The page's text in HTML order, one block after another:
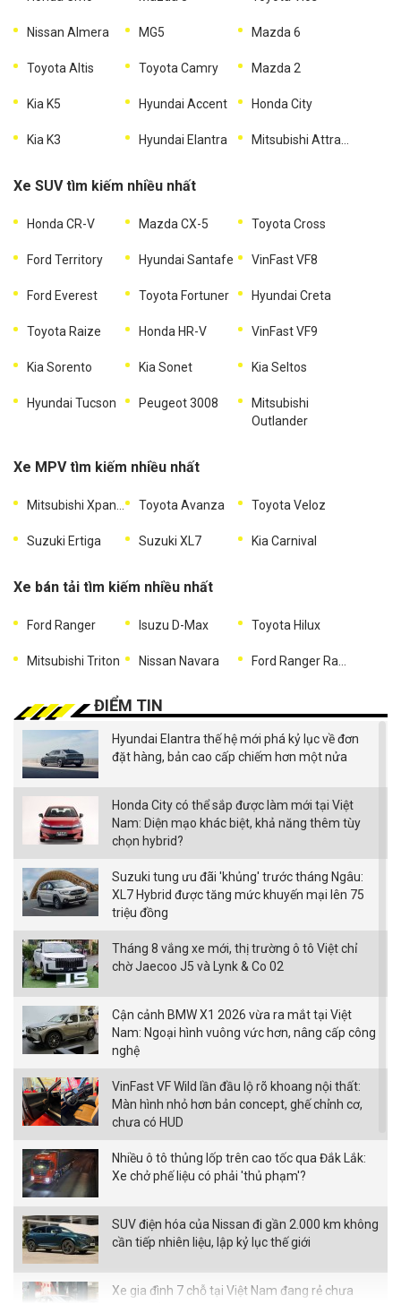
Nissan Almera MG5 Mazda 6
Toyota Altis Toyota Camry Mazda 2
Kia K5 Hyundai Accent Honda City
Kia K3 Hyundai Elantra
Xe SUV tìm kiếm nhiều nhất
Honda CR-V Mazda CX-5 Toyota Cross
Ford Territory Hyundai Santafe VinFast VF8
Ford Everest Toyota Fortuner Hyundai Creta
Toyota Raize Honda HR-V VinFast VF9
Kia Sorento Kia Sonet Kia Seltos
Hyundai Tucson Peugeot 3008
Mitsubishi
Outlander
Xe MPV tìm kiếm nhiều nhất
Toyota Avanza Toyota Veloz
Suzuki Ertiga Suzuki XL7 Kia Carnival
Xe bán tải tìm kiếm nhiều nhất
Ford Ranger Isuzu D-Max Toyota Hilux
Mitsubishi Triton Nissan Navara
ĐIỂM TIN
Hyundai Elantra thế hệ mới phá kỷ lục về đơn
đặt hàng, bản cao cấp chiếm hơn một nửa
Honda City có thể sắp được làm mới tại Việt
Nam: Diện mạo khác biệt, khả năng thêm tùy
chọn hybrid?
Suzuki tung ưu đãi 'khủng' trước tháng Ngâu:
XL7 Hybrid được tăng mức khuyến mại lên 75
triệu đồng
Tháng 8 vắng xe mới, thị trường ô tô Việt chỉ
chờ Jaecoo J5 và Lynk & Co 02
Cận cảnh BMW X1 2026 vừa ra mắt tại Việt
Nam: Ngoại hình vuông vức hơn, nâng cấp công
nghệ
VinFast VF Wild lần đầu lộ rõ khoang nội thất:
Màn hình nhỏ hơn bản concept, ghế chỉnh cơ,
chưa có HUD
Nhiều ô tô thủng lốp trên cao tốc qua Đắk Lắk:
Xe chở phế liệu có phải 'thủ phạm'?
SUV điện hóa của Nissan đi gần 2.000 km không
cần tiếp nhiên liệu, lập kỷ lục thế giới
Xe gia đình 7 chỗ tại Việt Nam đang rẻ chưa